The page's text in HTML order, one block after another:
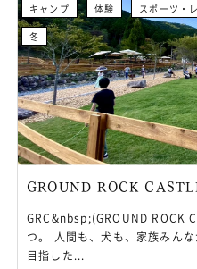
GROUND ROCK
GRC&nbsp;(GROUND ROCK
つ。 人間も、犬も、家族みんなが 健康で長く生きられることを
目指した...
キャンプ 体験 スポーツ・
冬